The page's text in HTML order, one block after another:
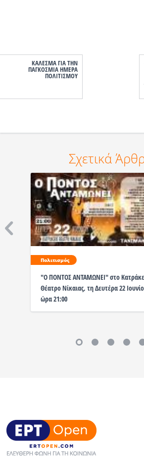
ΚΑΛΕΣΜΑ ΓΙΑ ΤΗΝ
ΠΑΓΚΟΣΜΙΑ ΗΜΕΡΑ
ΠΟΛΙΤΙΣΜΟΥ
Σχετικά
Πολιτισμός
"Ο ΠΟΝΤΟΣ ΑΝΤΑΜΩΝΕΙ" στο
Θέατρο Νίκαιας, τη Δευτέρα 22
ώρα 21:00